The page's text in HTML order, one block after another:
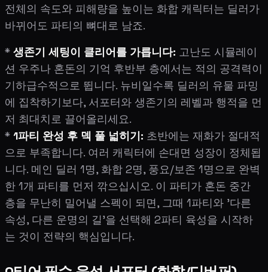
전체의 속도와 피해량을 높이는 화합 캐릭터는 딜러가
바뀌어도 파티의 뼈대로 남죠.
* 생존기 세팅이 클리어를 가릅니다: 고난도 시뮬레이
션 우주나 혼돈의 기억 후반부 층에서는 적의 공격력이
기하급수적으로 뜁니다. 뉴비일수록 딜러의 유물 파밍
에 집착하기보다, 서포터와 생존기의 레벨과 행적을 먼
저 최대치로 끌어올리세요.
* 1파티 완성 후 덱 풀 넓히기: 초반에는 재화가 절대적
으로 부족합니다. 여러 캐릭터에 손대면 성장이 정체됩
니다. 메인 딜러 1명, 화합 2명, 풍요/보존 1명으로 완벽
한 1개 파티를 먼저 깎으십시오. 이 파티가 혼돈 중간
층을 무난히 밀어낼 스펙이 되면, 그때 1파티와 '다른
속성, 다른 운명의 길'을 선택해 2파티 육성을 시작하
는 것이 전략의 핵심입니다.